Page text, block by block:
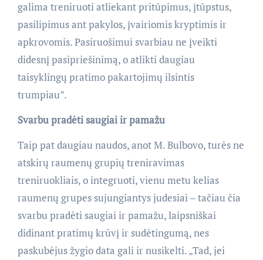
galima treniruoti atliekant pritūpimus, įtūpstus,
pasilipimus ant pakylos, įvairiomis kryptimis ir
apkrovomis. Pasiruošimui svarbiau ne įveikti
didesnį pasipriešinimą, o atlikti daugiau
taisyklingų pratimo pakartojimų ilsintis
trumpiau”.
Svarbu pradėti saugiai ir pamažu
Taip pat daugiau naudos, anot M. Bulbovo, turės ne
atskirų raumenų grupių treniravimas
treniruokliais, o integruoti, vienu metu kelias
raumenų grupes sujungiantys judesiai – tačiau čia
svarbu pradėti saugiai ir pamažu, laipsniškai
didinant pratimų krūvį ir sudėtingumą, nes
paskubėjus žygio data gali ir nusikelti. „Tad, jei